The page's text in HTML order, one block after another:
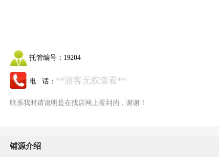
托管编号： 19204
电 话： **游客无权查看**
联系我时请说明是在找店网上看到的，谢谢！
铺源介绍